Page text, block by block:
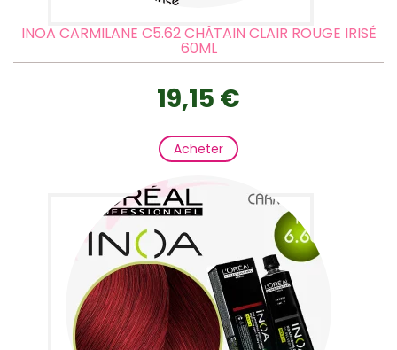
INOA CARMILANE C5.62 CHÂTAIN CLAIR ROUGE IRISÉ
60ML
19,15 €
Acheter